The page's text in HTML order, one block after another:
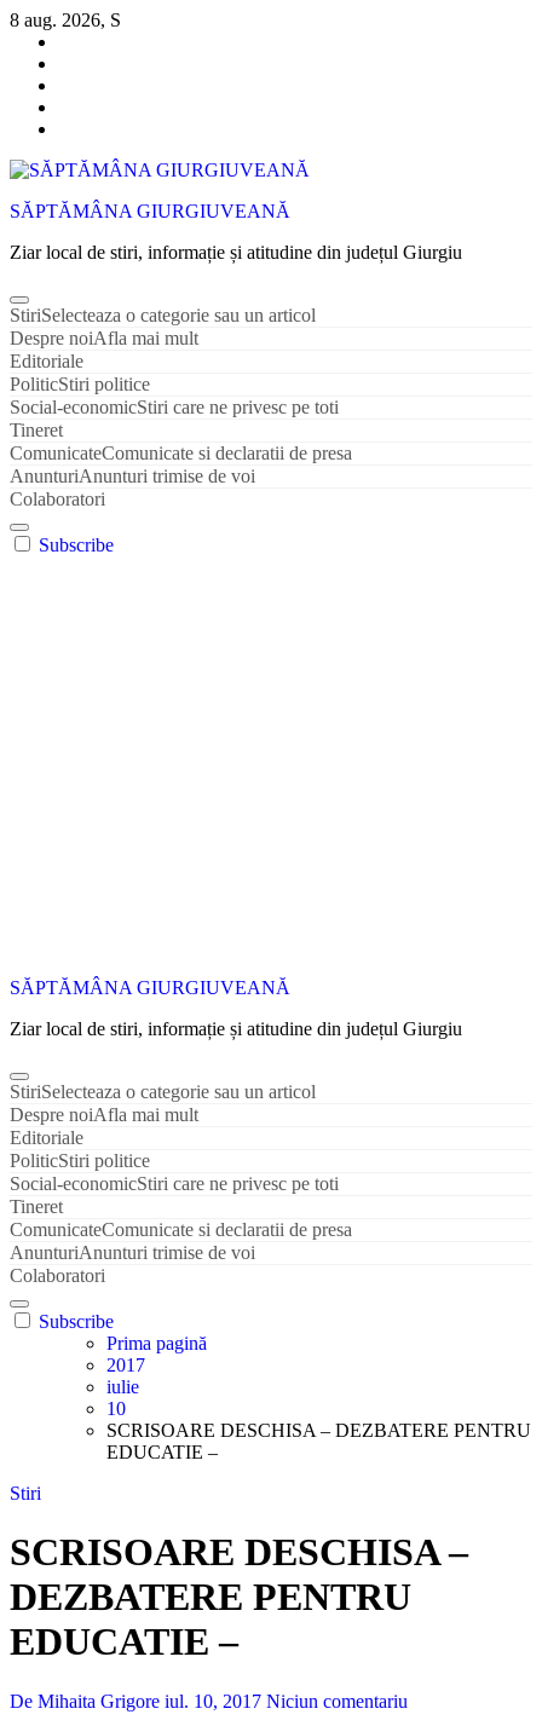
Sari
conținut
8 aug. 2026, S
SĂPTĂMÂNA GIURGIUVEANĂ
Ziar local de stiri, informație și atitudine din județul Giurgiu
StiriSelecteaza o categorie sau un articol
Despre noiAfla mai mult
Editoriale
PoliticStiri politice
Social-economicStiri care ne privesc pe toti
Tineret
ComunicateComunicate si declaratii de presa
AnunturiAnunturi trimise de voi
Colaboratori
Subscribe
SĂPTĂMÂNA GIURGIUVEANĂ
Ziar local de stiri, informație și atitudine din județul Giurgiu
StiriSelecteaza o categorie sau un articol
Despre noiAfla mai mult
Editoriale
PoliticStiri politice
Social-economicStiri care ne privesc pe toti
Tineret
ComunicateComunicate si declaratii de presa
AnunturiAnunturi trimise de voi
Colaboratori
Subscribe
Prima pagină
2017
iulie
10
SCRISOARE DESCHISA – DEZBATERE PENTRU
EDUCATIE –
Stiri
SCRISOARE DESCHISA –
DEZBATERE PENTRU
EDUCATIE –
De Mihaita Grigore iul. 10, 2017 Niciun comentariu